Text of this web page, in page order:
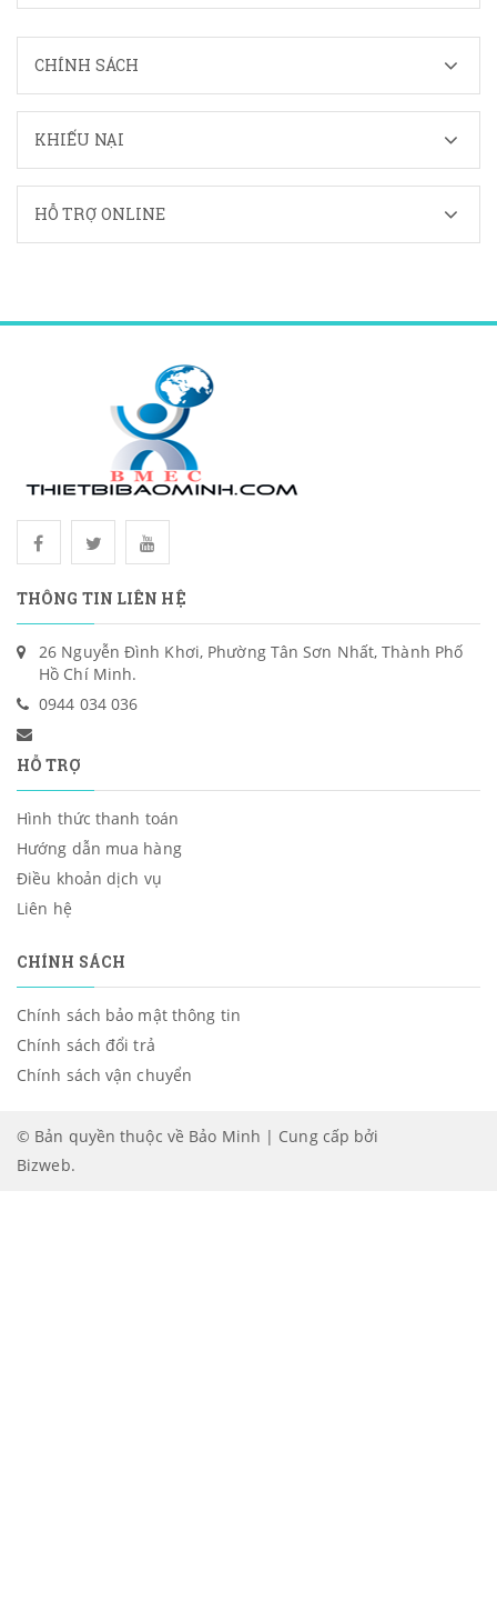
CHÍNH SÁCH
KHIẾU NẠI
HỖ TRỢ ONLINE
THÔNG TIN LIÊN HỆ
26 Nguyễn Đình Khơi, Phường Tân Sơn Nhất, Thành Phố
Hồ Chí Minh.
0944 034 036
HỖ TRỢ
Hình thức thanh toán
Hướng dẫn mua hàng
Điều khoản dịch vụ
Liên hệ
CHÍNH SÁCH
Chính sách bảo mật thông tin
Chính sách đổi trả
Chính sách vận chuyển
© Bản quyền thuộc về Bảo Minh | Cung cấp bởi
Bizweb.